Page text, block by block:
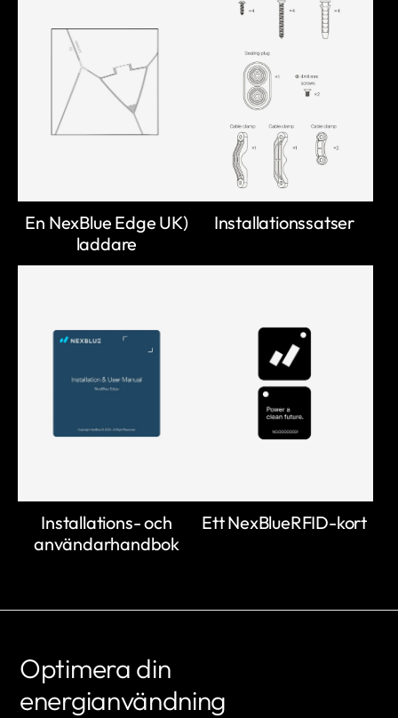
En NexBlue Edge UK)
laddare
Installationssatser
Installations- och
användarhandbok
Ett NexBlueRFID-kort
Optimera din
energianvändning